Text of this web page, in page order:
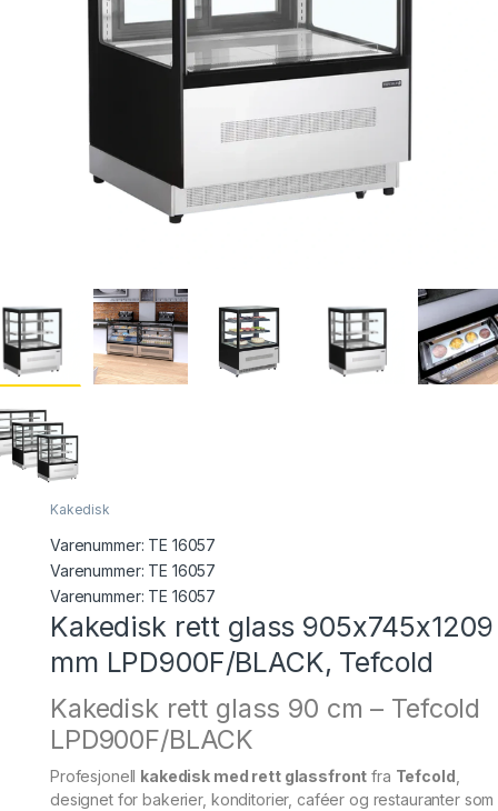
Kakedisk
Varenummer: TE 16057
Varenummer: TE 16057
Varenummer: TE 16057
Kakedisk rett glass 905x745x1209
mm LPD900F/BLACK, Tefcold
Kakedisk rett glass 90 cm – Tefcold
LPD900F/BLACK
Profesjonell kakedisk med rett glassfront fra Tefcold
designet for bakerier, konditorier, caféer og restauranter som